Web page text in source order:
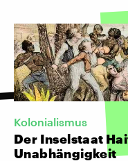
Kolonialismus
Der Inselstaat
Unabhängigkeit